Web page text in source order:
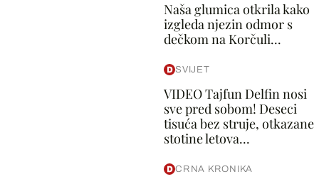
Naša glumica otkrila kako
izgleda njezin odmor s
dečkom na Korčuli...
SVIJET
VIDEO Tajfun Delfin nosi
sve pred sobom! Deseci
tisuća bez struje, otkazane
stotine letova...
CRNA KRONIKA